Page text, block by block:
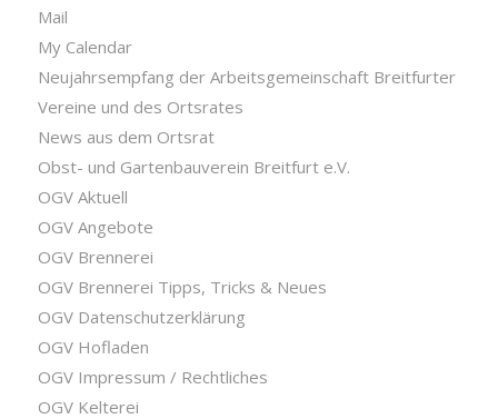
Mail
My Calendar
Neujahrsempfang der Arbeitsgemeinschaft Breitfurter
Vereine und des Ortsrates
News aus dem Ortsrat
Obst- und Gartenbauverein Breitfurt e.V.
OGV Aktuell
OGV Angebote
OGV Brennerei
OGV Brennerei Tipps, Tricks & Neues
OGV Datenschutzerklärung
OGV Hofladen
OGV Impressum / Rechtliches
OGV Kelterei